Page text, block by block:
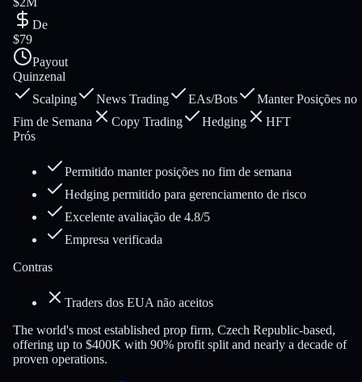
De
$79
Payout
Quinzenal
Scalping
News Trading EAs/Bots
Manter Posições no
Fim de Semana
Copy Trading Hedging
HFT
Prós
Permitido manter posições no fim de semana
Hedging permitido para gerenciamento de risco
Excelente avaliação de 4.8/5
Empresa verificada
Contras
Traders dos EUA não aceitos
The world's most established prop firm, Czech Republic-based,
offering up to $400K with 90% profit split and nearly a decade of
proven operations.